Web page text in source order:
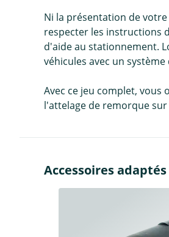
Ni la présentation de
respecter les instructions
d'aide au stationnement.
véhicules avec un
Avec ce jeu complet,
l'attelage de remorque sur
Accessoires